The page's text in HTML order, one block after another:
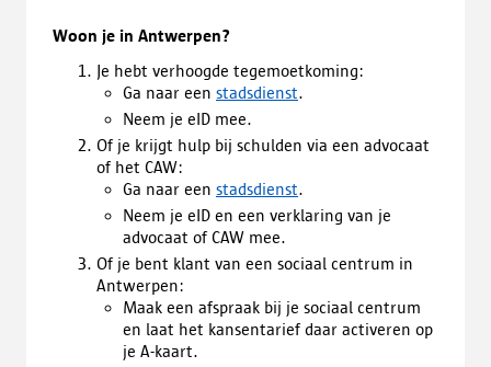
Woon je in Antwerpen?
Je hebt verhoogde tegemoetkoming:
Ga naar een stadsdienst.
Neem je eID mee.
Of je krijgt hulp bij schulden via een advocaat
of het CAW:
Ga naar een stadsdienst.
Neem je eID en een verklaring van je
advocaat of CAW mee.
Of je bent klant van een sociaal centrum in
Antwerpen:
Maak een afspraak bij je sociaal centrum
en laat het kansentarief daar activeren op
je A-kaart.